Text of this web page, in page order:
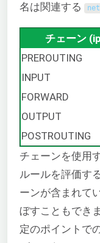
名は関連する
チェーン
PREROUTING
INPUT
FORWARD
OUTPUT
POSTROUTING
チェーンを使用
ルールを評価す
ーンが含まれて
ぼすこともでき
定のポイントで